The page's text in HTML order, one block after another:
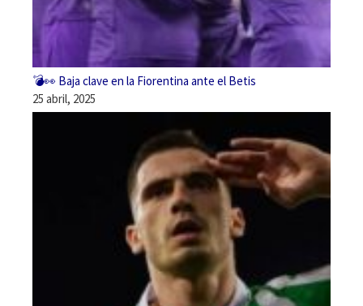
💣👀 Baja clave en la Fiorentina ante el Betis
25 abril, 2025